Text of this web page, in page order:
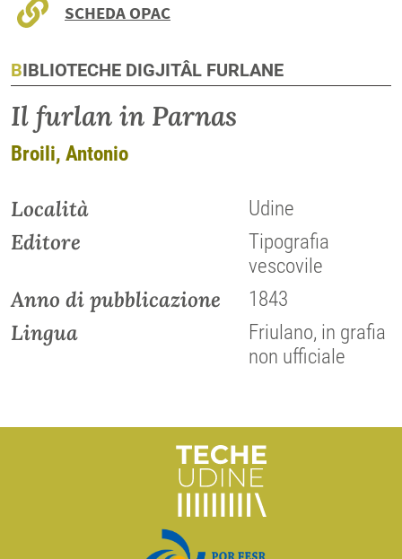
SCHEDA OPAC
BIBLIOTECHE DIGJITÂL FURLANE
Il furlan in Parnas
Broili, Antonio
Località Udine
Editore
Tipografia
vescovile
Anno di pubblicazione 1843
Lingua
Friulano, in grafia
non ufficiale